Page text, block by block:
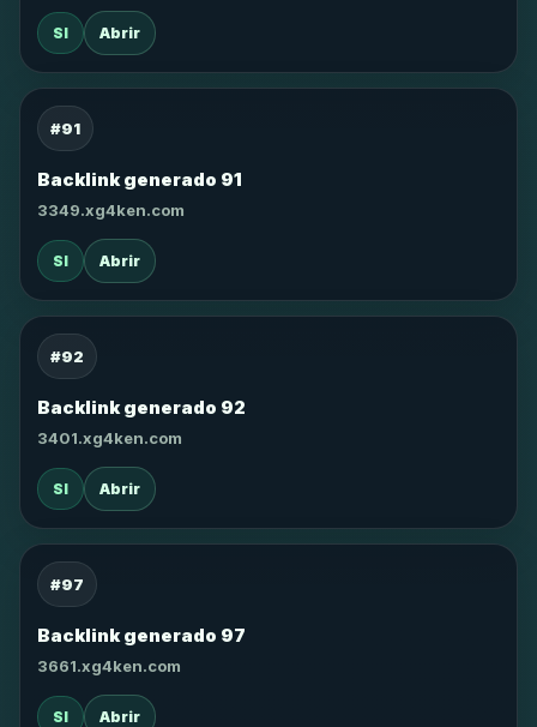
SI Abrir
#91
Backlink generado 91
3349.xg4ken.com
SI Abrir
#92
Backlink generado 92
3401.xg4ken.com
SI Abrir
#97
Backlink generado 97
3661.xg4ken.com
SI Abrir